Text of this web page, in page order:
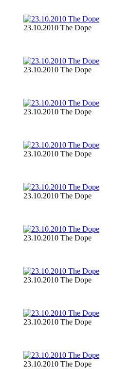
23.10.2010 The Dope
23.10.2010 The Dope
23.10.2010 The Dope
23.10.2010 The Dope
23.10.2010 The Dope
23.10.2010 The Dope
23.10.2010 The Dope
23.10.2010 The Dope
23.10.2010 The Dope